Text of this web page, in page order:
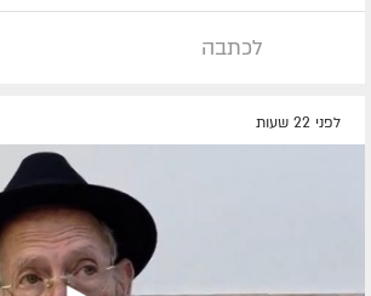
לכתבה
לפני 22 שעות